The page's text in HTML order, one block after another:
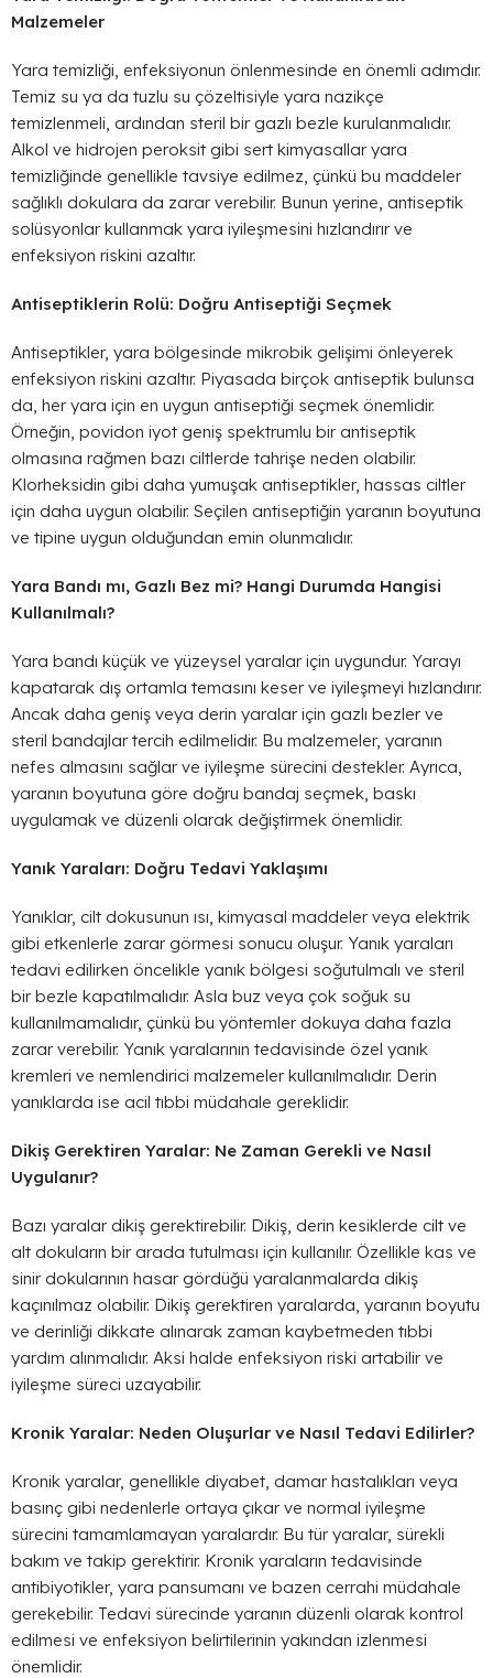
Malzemeler
Yara temizliği, enfeksiyonun önlenmesinde en önemli adımdır.
Temiz su ya da tuzlu su çözeltisiyle yara nazikçe
temizlenmeli, ardından steril bir gazlı bezle kurulanmalıdır.
Alkol ve hidrojen peroksit gibi sert kimyasallar yara
temizliğinde genellikle tavsiye edilmez, çünkü bu maddeler
sağlıklı dokulara da zarar verebilir. Bunun yerine, antiseptik
solüsyonlar kullanmak yara iyileşmesini hızlandırır ve
enfeksiyon riskini azaltır.
Antiseptiklerin Rolü: Doğru Antiseptiği Seçmek
Antiseptikler, yara bölgesinde mikrobik gelişimi önleyerek
enfeksiyon riskini azaltır. Piyasada birçok antiseptik bulunsa
da, her yara için en uygun antiseptiği seçmek önemlidir.
Örneğin, povidon iyot geniş spektrumlu bir antiseptik
olmasına rağmen bazı ciltlerde tahrişe neden olabilir.
Klorheksidin gibi daha yumuşak antiseptikler, hassas ciltler
için daha uygun olabilir. Seçilen antiseptiğin yaranın boyutuna
ve tipine uygun olduğundan emin olunmalıdır.
Yara Bandı mı, Gazlı Bez mi? Hangi Durumda Hangisi
Kullanılmalı?
Yara bandı küçük ve yüzeysel yaralar için uygundur. Yarayı
kapatarak dış ortamla temasını keser ve iyileşmeyi hızlandırır.
Ancak daha geniş veya derin yaralar için gazlı bezler ve
steril bandajlar tercih edilmelidir. Bu malzemeler, yaranın
nefes almasını sağlar ve iyileşme sürecini destekler. Ayrıca,
yaranın boyutuna göre doğru bandaj seçmek, baskı
uygulamak ve düzenli olarak değiştirmek önemlidir.
Yanık Yaraları: Doğru Tedavi Yaklaşımı
Yanıklar, cilt dokusunun ısı, kimyasal maddeler veya elektrik
gibi etkenlerle zarar görmesi sonucu oluşur. Yanık yaraları
tedavi edilirken öncelikle yanık bölgesi soğutulmalı ve steril
bir bezle kapatılmalıdır. Asla buz veya çok soğuk su
kullanılmamalıdır, çünkü bu yöntemler dokuya daha fazla
zarar verebilir. Yanık yaralarının tedavisinde özel yanık
kremleri ve nemlendirici malzemeler kullanılmalıdır. Derin
yanıklarda ise acil tıbbi müdahale gereklidir.
Dikiş Gerektiren Yaralar: Ne Zaman Gerekli ve Nasıl
Uygulanır?
Bazı yaralar dikiş gerektirebilir. Dikiş, derin kesiklerde cilt ve
alt dokuların bir arada tutulması için kullanılır. Özellikle kas ve
sinir dokularının hasar gördüğü yaralanmalarda dikiş
kaçınılmaz olabilir. Dikiş gerektiren yaralarda, yaranın boyutu
ve derinliği dikkate alınarak zaman kaybetmeden tıbbi
yardım alınmalıdır. Aksi halde enfeksiyon riski artabilir ve
iyileşme süreci uzayabilir.
Kronik Yaralar: Neden Oluşurlar ve Nasıl Tedavi Edilirler?
Kronik yaralar, genellikle diyabet, damar hastalıkları veya
basınç gibi nedenlerle ortaya çıkar ve normal iyileşme
sürecini tamamlamayan yaralardır. Bu tür yaralar, sürekli
bakım ve takip gerektirir. Kronik yaraların tedavisinde
antibiyotikler, yara pansumanı ve bazen cerrahi müdahale
gerekebilir. Tedavi sürecinde yaranın düzenli olarak kontrol
edilmesi ve enfeksiyon belirtilerinin yakından izlenmesi
önemlidir.